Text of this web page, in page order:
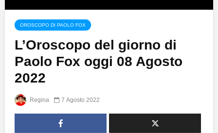
OROSCOPO DI PAOLO FOX
L’Oroscopo del giorno di
Paolo Fox oggi 08 Agosto
2022
Regina 7 Agosto 2022